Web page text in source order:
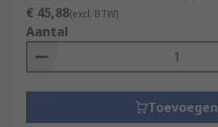
€ 45,88(excl. BTW)
Aantal
Toevoegen